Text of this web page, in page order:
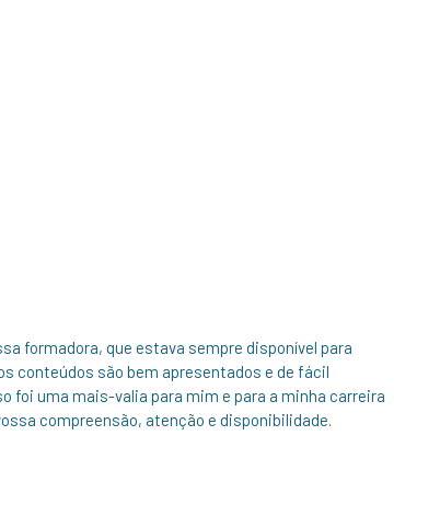
formadora, que estava sempre disponível para
conteúdos são bem apresentados e de fácil
foi uma mais-valia para mim e para a minha carreira
compreensão, atenção e disponibilidade.